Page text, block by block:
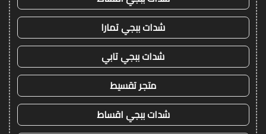
شدات ببجي تمارا
شدات ببجي تابي
متجر تقسيط
شدات ببجي اقساط